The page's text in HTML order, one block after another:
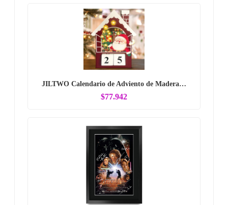
JILTWO Calendario de Adviento de Madera…
$77.942